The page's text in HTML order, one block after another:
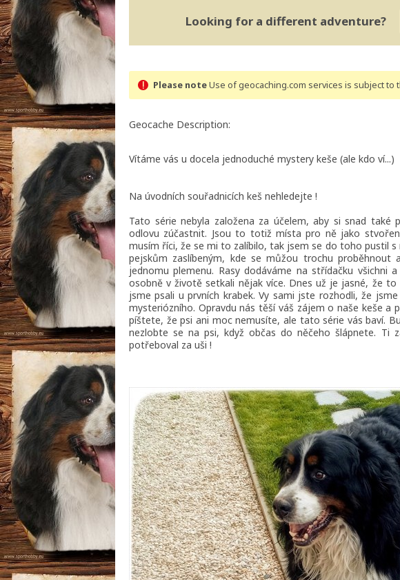
Looking for a different adventure?
Please noteUse of geocaching.com services is subject to
Geocache Description:
Vítáme vás u docela jednoduché mystery keše (ale kdo ví...)
Na úvodních souřadnicích keš nehledejte !
Tato série nebyla založena za účelem, aby si snad
odlovu zúčastnit. Jsou to totiž místa pro ně jako
musím říci, že se mi to zalíbilo, tak jsem se do toho pustil s
pejskům zaslíbeným, kde se můžou trochu proběhnout
jednomu plemenu. Rasy dodáváme na střídačku
osobně v životě setkali nějak více. Dnes už je jasné, že
jsme psali u prvních krabek. Vy sami jste rozhodli, že
mysteriózního. Opravdu nás těší váš zájem o naše keše
píštete, že psi ani moc nemusíte, ale tato série vás baví.
nezlobte se na psi, když občas do něčeho šlápnete. Ti
potřeboval za uši !